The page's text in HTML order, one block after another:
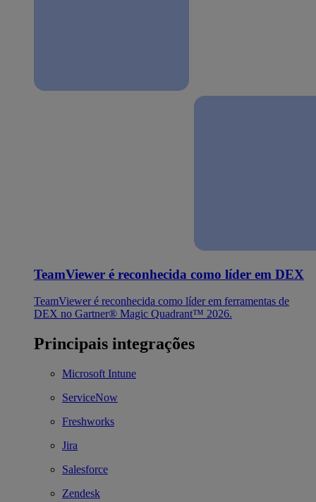
TeamViewer é reconhecida como líder em DEX
TeamViewer é reconhecida como líder em ferramentas de
DEX no Gartner® Magic Quadrant™ 2026.
Principais integrações
Microsoft Intune
ServiceNow
Freshworks
Jira
Salesforce
Zendesk